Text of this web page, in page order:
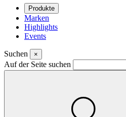
Produkte
Marken
Highlights
Events
Suchen ×
Auf der Seite suchen